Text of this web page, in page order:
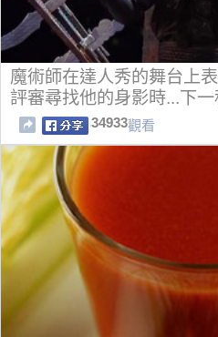
魔術師在達人秀的舞台上
評審尋找他的身影時...下
了！
34933觀看